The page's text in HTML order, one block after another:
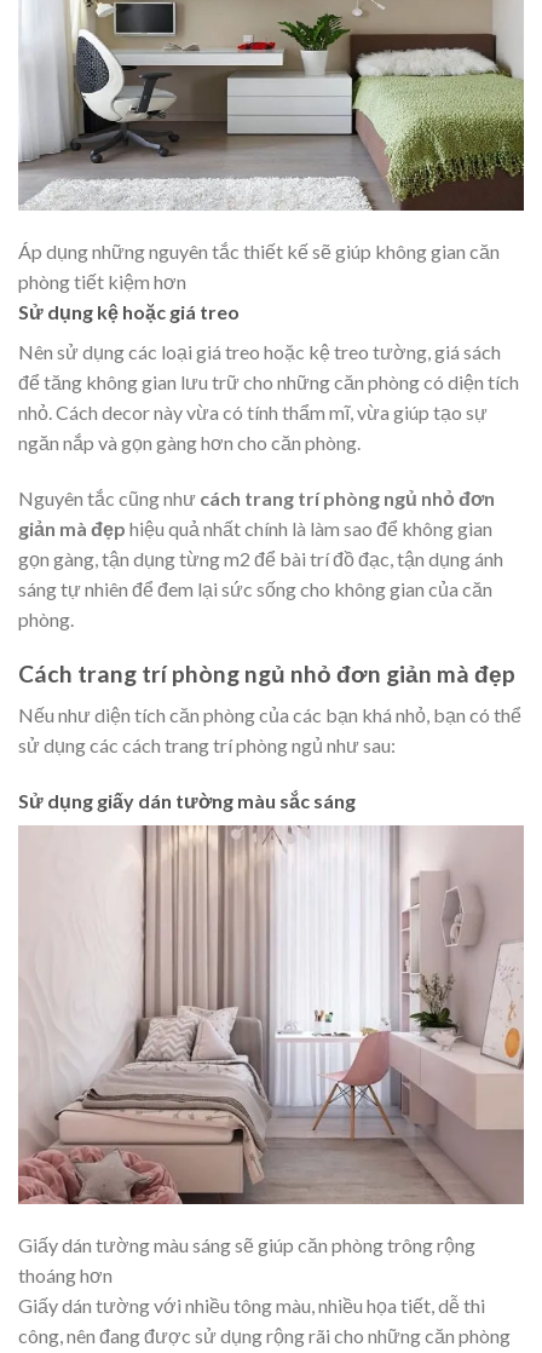
Áp dụng những nguyên tắc thiết kế sẽ giúp không gian căn
phòng tiết kiệm hơn
Sử dụng kệ hoặc giá treo
Nên sử dụng các loại giá treo hoặc kệ treo tường, giá sách
để tăng không gian lưu trữ cho những căn phòng có diện tích
nhỏ. Cách decor này vừa có tính thẩm mĩ, vừa giúp tạo sự
ngăn nắp và gọn gàng hơn cho căn phòng.
Nguyên tắc cũng như cách trang trí phòng ngủ nhỏ đơn
giản mà đẹp hiệu quả nhất chính là làm sao để không gian
gọn gàng, tận dụng từng m2 để bài trí đồ đạc, tận dụng ánh
sáng tự nhiên để đem lại sức sống cho không gian của căn
phòng.
Cách trang trí phòng ngủ nhỏ đơn giản mà đẹp
Nếu như diện tích căn phòng của các bạn khá nhỏ, bạn có thể
sử dụng các cách trang trí phòng ngủ như sau:
Sử dụng giấy dán tường màu sắc sáng
Giấy dán tường màu sáng sẽ giúp căn phòng trông rộng
thoáng hơn
Giấy dán tường với nhiều tông màu, nhiều họa tiết, dễ thi
công, nên đang được sử dụng rộng rãi cho những căn phòng